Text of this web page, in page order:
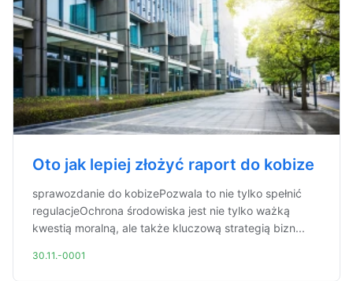
Oto jak lepiej złożyć raport do kobize
sprawozdanie do kobizePozwala to nie tylko spełnić
regulacjeOchrona środowiska jest nie tylko ważką
kwestią moralną, ale także kluczową strategią bizn...
30.11.-0001